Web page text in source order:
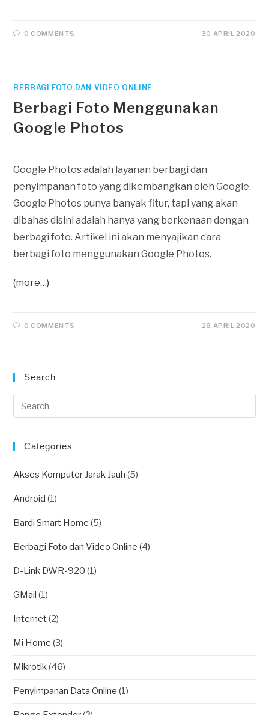
0 COMMENTS 30 APRIL 2020
BERBAGI FOTO DAN VIDEO ONLINE
Berbagi Foto Menggunakan
Google Photos
Google Photos adalah layanan berbagi dan
penyimpanan foto yang dikembangkan oleh Google.
Google Photos punya banyak fitur, tapi yang akan
dibahas disini adalah hanya yang berkenaan dengan
berbagi foto. Artikel ini akan menyajikan cara
berbagi foto menggunakan Google Photos.
(more…)
0 COMMENTS 28 APRIL 2020
Search
Categories
Akses Komputer Jarak Jauh (5)
Android (1)
Bardi Smart Home (5)
Berbagi Foto dan Video Online (4)
D-Link DWR-920 (1)
GMail (1)
Internet(2)
Mi Home (3)
Mikrotik(46)
Penyimpanan Data Online (1)